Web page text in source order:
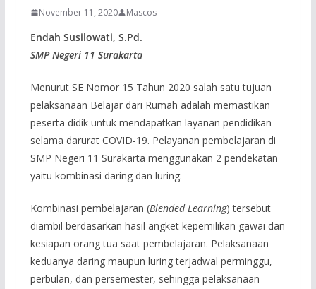
November 11, 2020 Mascos
Endah Susilowati, S.Pd.
SMP Negeri 11 Surakarta
Menurut SE Nomor 15 Tahun 2020 salah satu tujuan
pelaksanaan Belajar dari Rumah adalah memastikan
peserta didik untuk mendapatkan layanan pendidikan
selama darurat COVID-19. Pelayanan pembelajaran di
SMP Negeri 11 Surakarta menggunakan 2 pendekatan
yaitu kombinasi daring dan luring.
Kombinasi pembelajaran (Blended Learning) tersebut
diambil berdasarkan hasil angket kepemilikan gawai dan
kesiapan orang tua saat pembelajaran. Pelaksanaan
keduanya daring maupun luring terjadwal perminggu,
perbulan, dan persemester, sehingga pelaksanaan